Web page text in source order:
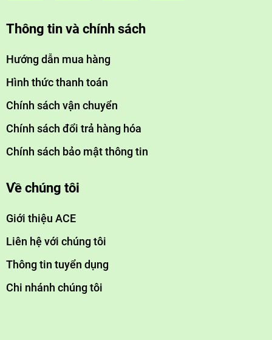
Thông tin và chính sách
Hướng dẫn mua hàng
Hình thức thanh toán
Chính sách vận chuyển
Chính sách đổi trả hàng hóa
Chính sách bảo mật thông tin
Về chúng tôi
Giới thiệu ACE
Liên hệ với chúng tôi
Thông tin tuyển dụng
Chi nhánh chúng tôi